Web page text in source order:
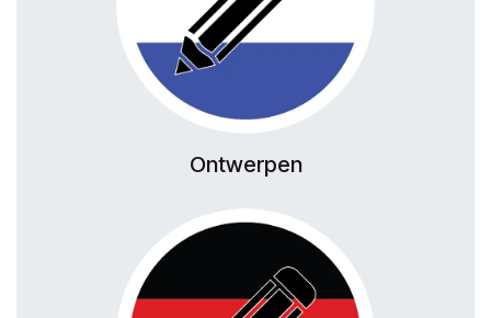
Ontwerpen